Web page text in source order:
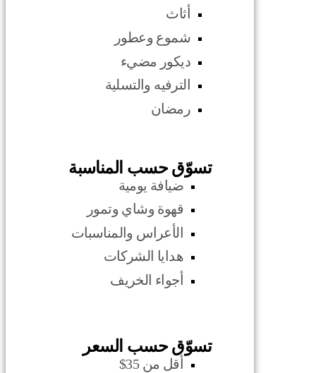
أثاث
شموع وعطور
ديكور مضيء
الترفيه والتسلية
رمضان
تسوّق حسب المناسبة
ضيافة يومية
قهوة وشاي وتمور
الأعراس والمناسبات
هدايا الشركات
أجواء الخريف
تسوّق حسب السعر
أقل من 35$